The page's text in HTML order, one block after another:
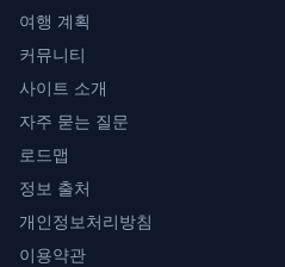
여행 계획
커뮤니티
사이트 소개
자주 묻는 질문
로드맵
정보 출처
개인정보처리방침
이용약관